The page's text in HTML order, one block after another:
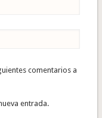
comentarios a
entrada.